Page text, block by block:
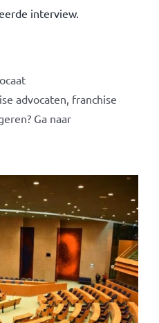
interview.
advocaten, franchise
Ga naar